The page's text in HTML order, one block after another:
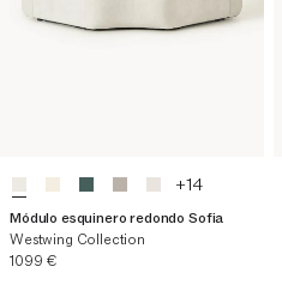
+14
Módulo esquinero redondo Sofia
Westwing Collection
Precio actual
1099 €